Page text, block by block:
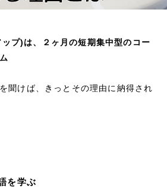
プ)は、２ヶ月の短期集中型のコー
聞けば、きっとその理由に納得され
を学ぶ